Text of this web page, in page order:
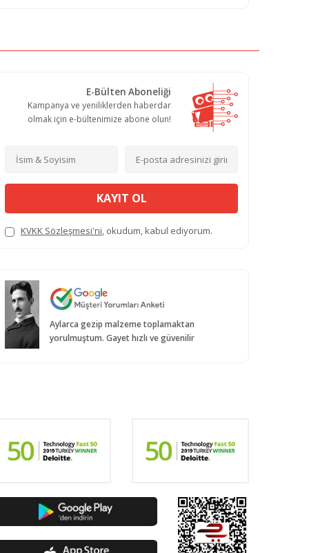
E-Bülten Aboneliği
Kampanya ve yeniliklerden haberdar
olmak için e-bültenimize abone olun!
KAYIT OL
KVKK Sözleşmesi'ni, okudum, kabul ediyorum.
Aylarca gezip malzeme toplamaktan
yorulmuştum. Gayet hızlı ve güvenilir